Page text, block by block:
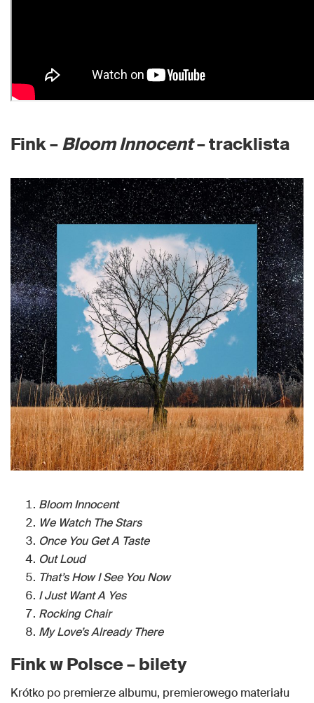
Fink –Bloom Innocent– tracklista
Bloom Innocent
We Watch The Stars
Once You Get A Taste
Out Loud
That’s How I See You Now
I Just Want A Yes
Rocking Chair
My Love’s Already There
Fink w Polsce – bilety
Krótko po premierze albumu, premierowego materiału